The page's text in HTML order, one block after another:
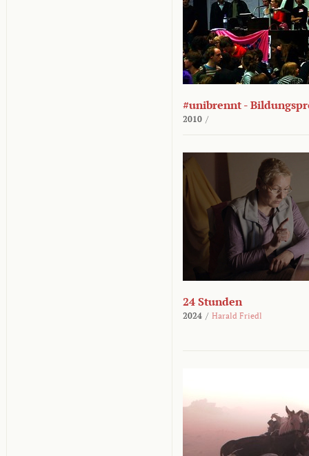
#unibrennt -
2010 /
24 Stunden
2024 / Harald Friedl